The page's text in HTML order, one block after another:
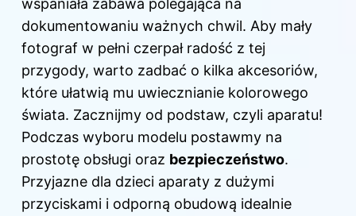
wspaniała zabawa polegająca na
dokumentowaniu ważnych chwil. Aby mały
fotograf w pełni czerpał radość z tej
przygody, warto zadbać o kilka akcesoriów,
które ułatwią mu uwiecznianie kolorowego
świata. Zacznijmy od podstaw, czyli aparatu!
Podczas wyboru modelu postawmy na
prostotę obsługi oraz bezpieczeństwo.
Przyjazne dla dzieci aparaty z dużymi
przyciskami i odporną obudową idealnie